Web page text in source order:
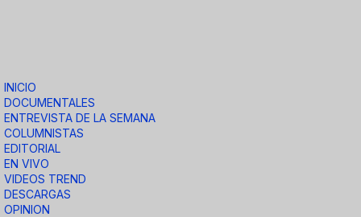
INICIO
DOCUMENTALES
ENTREVISTA DE LA SEMANA
COLUMNISTAS
EDITORIAL
EN VIVO
VIDEOS TREND
DESCARGAS
OPINION